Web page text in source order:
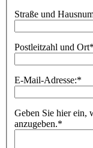
Straße und
Postleitzahl und Ort*
E-Mail-Adresse:*
Geben Sie hier ein,
anzugeben.*